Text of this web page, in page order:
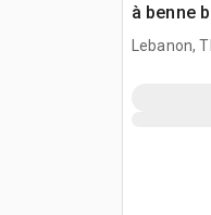
à benne
Lebanon,